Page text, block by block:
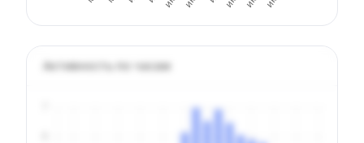
Активность по часам